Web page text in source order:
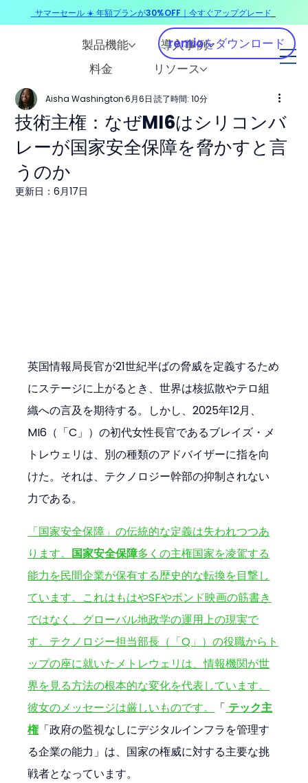
製品機能
導入事例
料金
リソース
remioをダウンロード
技術主権：なぜMI6はシリコンバ
レーが国家安全保障を脅かすと言
うのか
Aisha Washington 6月6日 読了時間: 10分
更新日：6月17日
英国情報局長官が21世紀半ばの脅威を定義するため
にステージに上がるとき、世界は核拡散やテロ組
織への言及を期待する。しかし、2025年12月、
MI6（「C」）の初代女性長官であるブレイズ・メ
トレウェリは、別の種類のアドバイザーに指を向
けた。それは、テクノロジー幹部の抑制されない
力である。
「国家安全保障」の伝統的な定義は失われつつあ
ります。 国家安全保障多くの主権国家を凌駕する
能力を民間企業が保有する歴史的な転換を目撃し
ています。これはもはやSFやボンド映画の筋書き
ではなく、グローバル地政学の運用上の現実で
す。テクノロジー担当部長（「Q」）の役職からト
ップの座に就いたメトレウェリは、情報機関が世
界を見る方法の根本的な変化を代表しています。
彼女のメッセージは厳しいものです。
「 テック主
権「政府の監視なしにデジタルインフラを管理す
る企業の能力」は、国家の権威に対する主要な挑
戦者となっています。
サマーセール ☀️ 年額プランが30%OFF｜今すぐアップグレード